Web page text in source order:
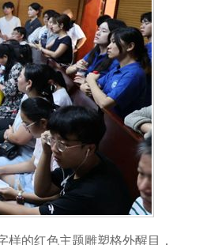
样的红色主题雕塑格外醒目，